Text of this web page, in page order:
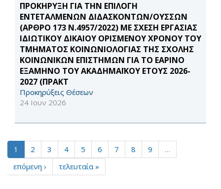
ΠΡΟΚΗΡΥΞΗ ΓΙΑ ΤΗΝ ΕΠΙΛΟΓΗ
ΕΝΤΕΤΑΛΜΕΝΩΝ ΔΙΔΑΣΚΟΝΤΩΝ/ΟΥΣΣΩΝ
(ΑΡΘΡΟ 173 Ν.4957/2022) ΜΕ ΣΧΕΣΗ ΕΡΓΑΣΙΑΣ
ΙΔΙΩΤΙΚΟΥ ΔΙΚΑΙΟΥ ΟΡΙΣΜΕΝΟΥ ΧΡΟΝΟΥ ΤΟΥ
ΤΜΗΜΑΤΟΣ ΚΟΙΝΩΝΙΟΛΟΓΙΑΣ ΤΗΣ ΣΧΟΛΗΣ
ΚΟΙΝΩΝΙΚΩΝ ΕΠΙΣΤΗΜΩΝ ΓΙΑ ΤΟ ΕΑΡΙΝΟ
ΕΞΑΜΗΝΟ ΤΟΥ ΑΚΑΔΗΜΑΪΚΟΥ ΕΤΟΥΣ 2026-
2027 (ΠΡΑΚΤ
Προκηρύξεις Θέσεων
24 Ιουν 2026
1 2 3 4 5 6 7 8 9
…
επόμενη ›
τελευταία »